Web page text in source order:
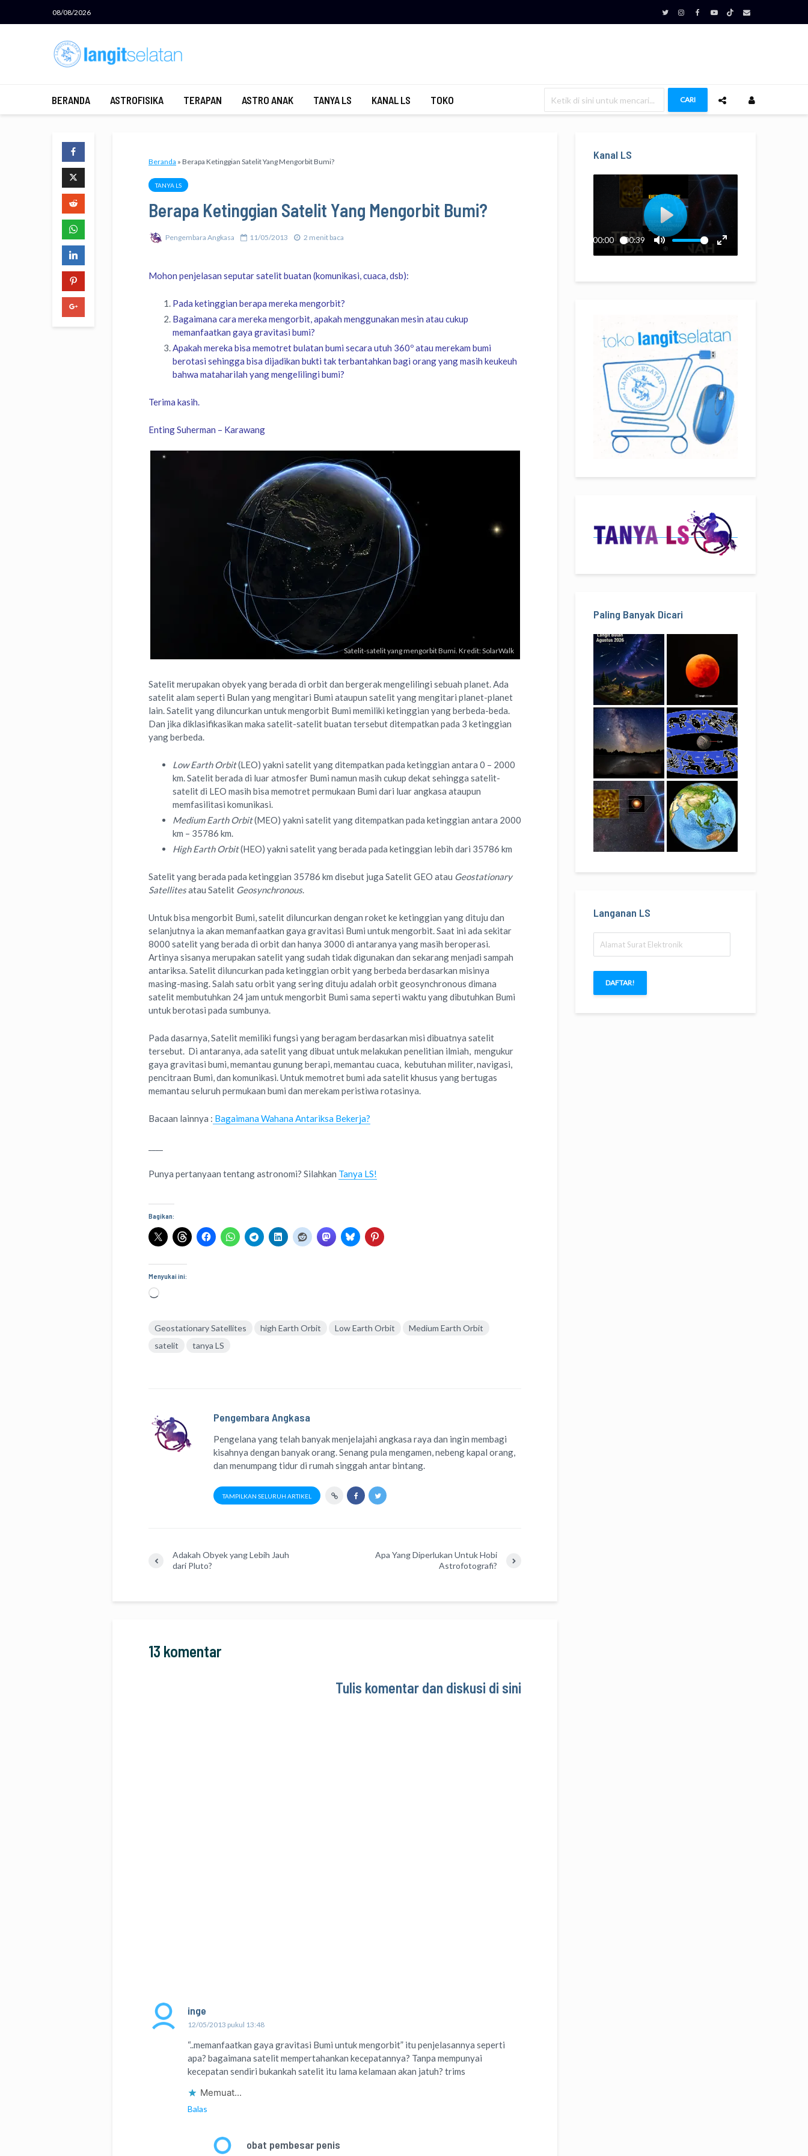
08/08/2026
BERANDA ASTROFISIKA TERAPAN ASTRO ANAK TANYA LS KANAL LS TOKO CARI
Beranda » Berapa Ketinggian Satelit Yang Mengorbit Bumi?
TANYA LS
Berapa Ketinggian Satelit Yang Mengorbit Bumi?
Pengembara Angkasa 11/05/2013 2 menit baca
Mohon penjelasan seputar satelit buatan (komunikasi, cuaca, dsb):
Pada ketinggian berapa mereka mengorbit?
Bagaimana cara mereka mengorbit, apakah menggunakan mesin atau cukup
memanfaatkan gaya gravitasi bumi?
Apakah mereka bisa memotret bulatan bumi secara utuh 360º atau merekam bumi
berotasi sehingga bisa dijadikan bukti tak terbantahkan bagi orang yang masih keukeuh
bahwa mataharilah yang mengelilingi bumi?
Terima kasih.
Enting Suherman – Karawang
Satelit-satelit yang mengorbit Bumi. Kredit: SolarWalk
Satelit merupakan obyek yang berada di orbit dan bergerak mengelilingi sebuah planet. Ada
satelit alam seperti Bulan yang mengitari Bumi ataupun satelit yang mengitari planet-planet
lain. Satelit yang diluncurkan untuk mengorbit Bumi memiliki ketinggian yang berbeda-beda.
Dan jika diklasifikasikan maka satelit-satelit buatan tersebut ditempatkan pada 3 ketinggian
yang berbeda.
Low Earth Orbit(LEO) yakni satelit yang ditempatkan pada ketinggian antara 0 – 2000
km. Satelit berada di luar atmosfer Bumi namun masih cukup dekat sehingga satelit-
satelit di LEO masih bisa memotret permukaan Bumi dari luar angkasa ataupun
memfasilitasi komunikasi.
Medium Earth Orbit(MEO) yakni satelit yang ditempatkan pada ketinggian antara 2000
km – 35786 km.
High Earth Orbit(HEO) yakni satelit yang berada pada ketinggian lebih dari 35786 km
Satelit yang berada pada ketinggian 35786 km disebut juga Satelit GEO atau Geostationary
Satellitesatau Satelit Geosynchronous.
Untuk bisa mengorbit Bumi, satelit diluncurkan dengan roket ke ketinggian yang dituju dan
selanjutnya ia akan memanfaatkan gaya gravitasi Bumi untuk mengorbit. Saat ini ada sekitar
8000 satelit yang berada di orbit dan hanya 3000 di antaranya yang masih beroperasi.
Artinya sisanya merupakan satelit yang sudah tidak digunakan dan sekarang menjadi sampah
antariksa. Satelit diluncurkan pada ketinggian orbit yang berbeda berdasarkan misinya
masing-masing. Salah satu orbit yang sering dituju adalah orbit geosynchronous dimana
satelit membutuhkan 24 jam untuk mengorbit Bumi sama seperti waktu yang dibutuhkan Bumi
untuk berotasi pada sumbunya.
Pada dasarnya, Satelit memiliki fungsi yang beragam berdasarkan misi dibuatnya satelit
tersebut. Di antaranya, ada satelit yang dibuat untuk melakukan penelitian ilmiah, mengukur
gaya gravitasi bumi, memantau gunung berapi, memantau cuaca, kebutuhan militer, navigasi,
pencitraan Bumi, dan komunikasi. Untuk memotret bumi ada satelit khusus yang bertugas
memantau seluruh permukaan bumi dan merekam peristiwa rotasinya.
Bacaan lainnya : Bagaimana Wahana Antariksa Bekerja?
Punya pertanyaan tentang astronomi? Silahkan Tanya LS!
Bagikan:
Menyukai ini:
Memuat...
Geostationary Satellites high Earth Orbit Low Earth Orbit
Medium Earth Orbit
satelit
tanya LS
Pengembara Angkasa
Pengelana yang telah banyak menjelajahi angkasa raya dan ingin membagi
kisahnya dengan banyak orang. Senang pula mengamen, nebeng kapal orang,
dan menumpang tidur di rumah singgah antar bintang.
TAMPILKAN SELURUH ARTIKEL
Adakah Obyek yang Lebih Jauh
dari Pluto?
Apa Yang Diperlukan Untuk Hobi
Astrofotografi?
13 komentar
Tulis komentar dan diskusi di sini
inge
12/05/2013 pukul 13:48
“..memanfaatkan gaya gravitasi Bumi untuk mengorbit” itu penjelasannya seperti
apa? bagaimana satelit mempertahankan kecepatannya? Tanpa mempunyai
kecepatan sendiri bukankah satelit itu lama kelamaan akan jatuh? trims
Memuat...
Balas
obat pembesar penis
Kanal LS
Paling Banyak Dicari
Langanan LS
Surat
Elektronik
DAFTAR!